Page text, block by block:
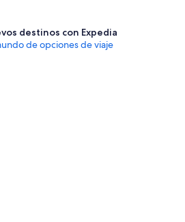
destinos con Expedia
de opciones de viaje